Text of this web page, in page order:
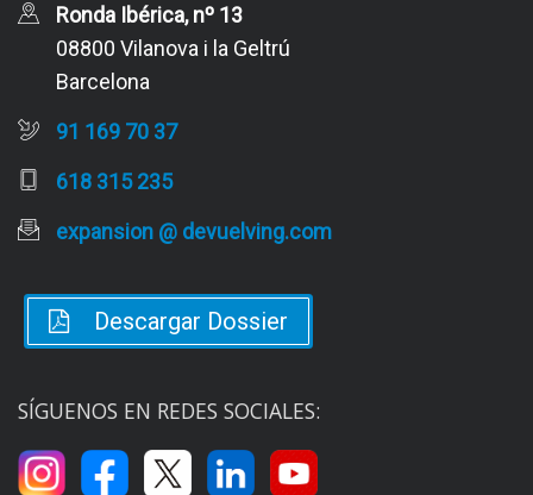
Ronda Ibérica, nº 13
08800 Vilanova i la Geltrú
Barcelona
91 169 70 37
618 315 235
expansion @ devuelving.com
Descargar Dossier
SÍGUENOS EN REDES SOCIALES: